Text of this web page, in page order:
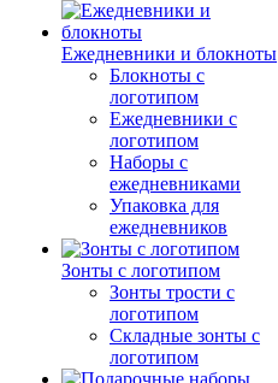
Ежедневники и блокноты
Блокноты с
логотипом
Ежедневники с
логотипом
Наборы с
ежедневниками
Упаковка для
ежедневников
Зонты с логотипом
Зонты трости с
логотипом
Складные зонты с
логотипом